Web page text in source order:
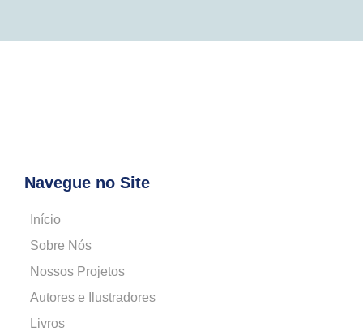
Início
Sobre Nós
Nossos Projetos
Autores e Ilustradores
Livros
Navegue no Site